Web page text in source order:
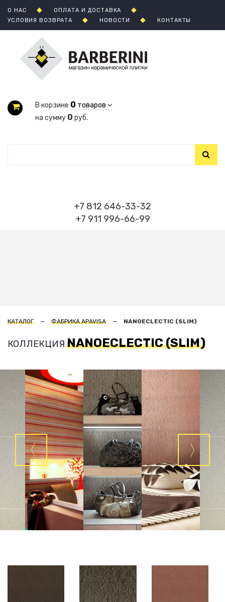
О НАС
ОПЛАТА И ДОСТАВКА
УСЛОВИЯ ВОЗВРАТА
НОВОСТИ КОНТАКТЫ
В корзине 0 товаров
на сумму 0 руб.
+7 812 646-33-32
+7 911 996-66-99
КАТАЛОГ ФАБРИКА APAVISA NANOECLECTIC (SLIM)
КОЛЛЕКЦИЯ NANOECLECTIC (SLIM)